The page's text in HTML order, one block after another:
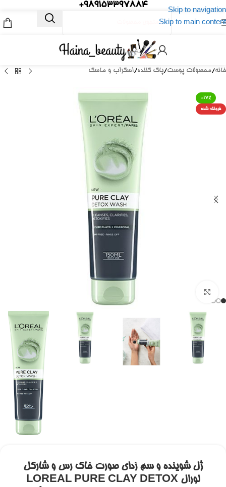
Skip to navigation
Skip to main content
989153397884+
خانه/محصولات پوست/پاک کننده/اسکراب و ماسک
-17%
فروخته شده
برای بزرگنمایی کلیک کنید
ژل شوینده و سم زدای صورت خاک رس و شارکل
لورال LOREAL PURE CLAY DETOX